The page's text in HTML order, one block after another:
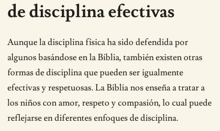
de disciplina efectivas
Aunque la disciplina física ha sido defendida por
algunos basándose en la Biblia, también existen otras
formas de disciplina que pueden ser igualmente
efectivas y respetuosas. La Biblia nos enseña a tratar a
los niños con amor, respeto y compasión, lo cual puede
reflejarse en diferentes enfoques de disciplina.